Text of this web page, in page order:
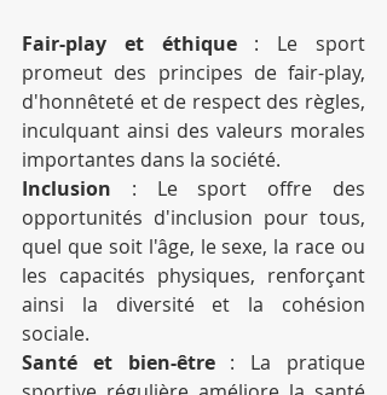
Fair-play et éthique : Le sport
promeut des principes de fair-play,
d'honnêteté et de respect des règles,
inculquant ainsi des valeurs morales
importantes dans la société.
Inclusion : Le sport offre des
opportunités d'inclusion pour tous,
quel que soit l'âge, le sexe, la race ou
les capacités physiques, renforçant
ainsi la diversité et la cohésion
sociale.
Santé et bien-être : La pratique